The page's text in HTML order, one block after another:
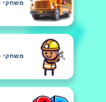
משחקי
משחקי